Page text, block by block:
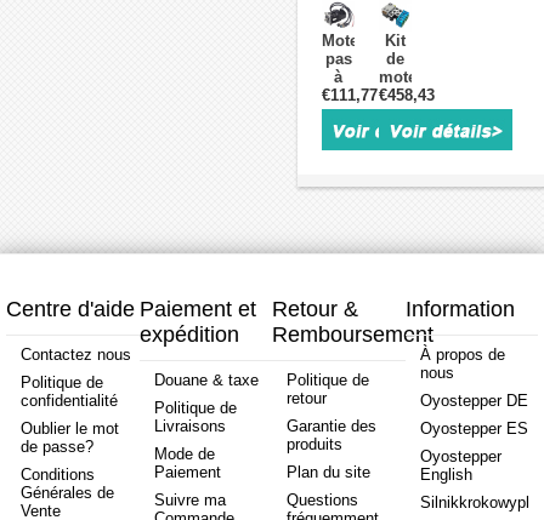
23
23HE22-
4004D-
E1000
série
E
degrés
1,2Nm
avec
23
23HE30-
5004D-
E1000
série
E
degrés
2,0Nm
encodeur
degrés
2Nm
5,0A
encodeur
1,2Nm
4,0A
Moteur
pas
à
pas
en
boucle
fermée
23
série
P
1,2Nm
4,0A
électromagnétique
€111,77
Kit
de
moteur
pas
à
pas
à
fermée
avec
moteur
contrôleur
et
alimentation
€458,43
Centre d'aide
Contactez nous
Politique de
confidentialité
Oublier le mot
de passe?
Conditions
Générales de
Vente
Paiement et
expédition
Douane & taxe
Politique de
Livraisons
Mode de
Paiement
Suivre ma
Retour &
Remboursement
Politique de
retour
Garantie des
produits
Plan du site
Questions
Information
À propos de
nous
Oyostepper DE
Oyostepper ES
Oyostepper
English
Silnikkrokowypl